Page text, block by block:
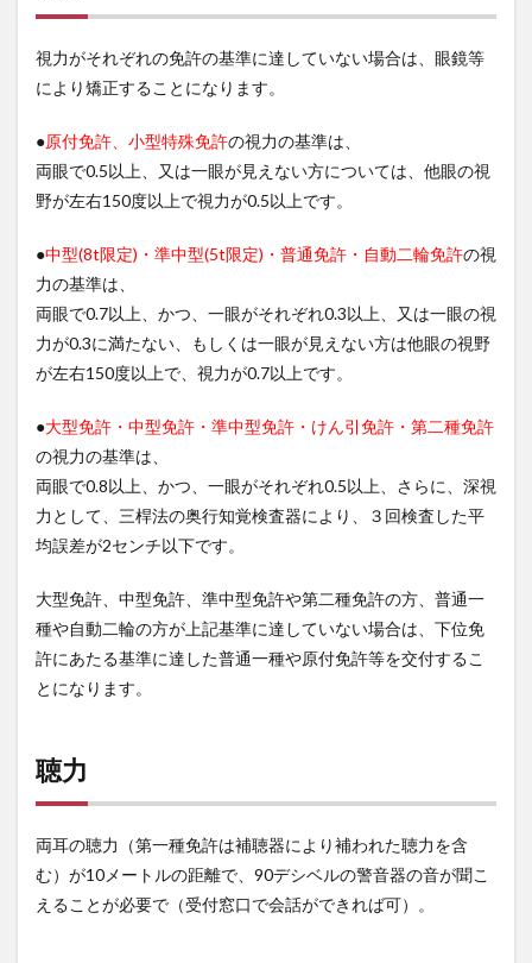
視力がそれぞれの免許の基準に達していない場合は、眼鏡等
により矯正することになります。
●原付免許、小型特殊免許の視力の基準は、
両眼で0.5以上、又は一眼が見えない方については、他眼の視
野が左右150度以上で視力が0.5以上です。
●中型(8t限定)・準中型(5t限定)・普通免許・自動二輪免許の視
力の基準は、
両眼で0.7以上、かつ、一眼がそれぞれ0.3以上、又は一眼の視
力が0.3に満たない、もしくは一眼が見えない方は他眼の視野
が左右150度以上で、視力が0.7以上です。
●大型免許・中型免許・準中型免許・けん引免許・第二種免許
の視力の基準は、
両眼で0.8以上、かつ、一眼がそれぞれ0.5以上、さらに、深視
力として、三桿法の奥行知覚検査器により、３回検査した平
均誤差が2センチ以下です。
大型免許、中型免許、準中型免許や第二種免許の方、普通一
種や自動二輪の方が上記基準に達していない場合は、下位免
許にあたる基準に達した普通一種や原付免許等を交付するこ
とになります。
聴力
両耳の聴力（第一種免許は補聴器により補われた聴力を含
む）が10メートルの距離で、90デシベルの警音器の音が聞こ
えることが必要で（受付窓口で会話ができれば可）。